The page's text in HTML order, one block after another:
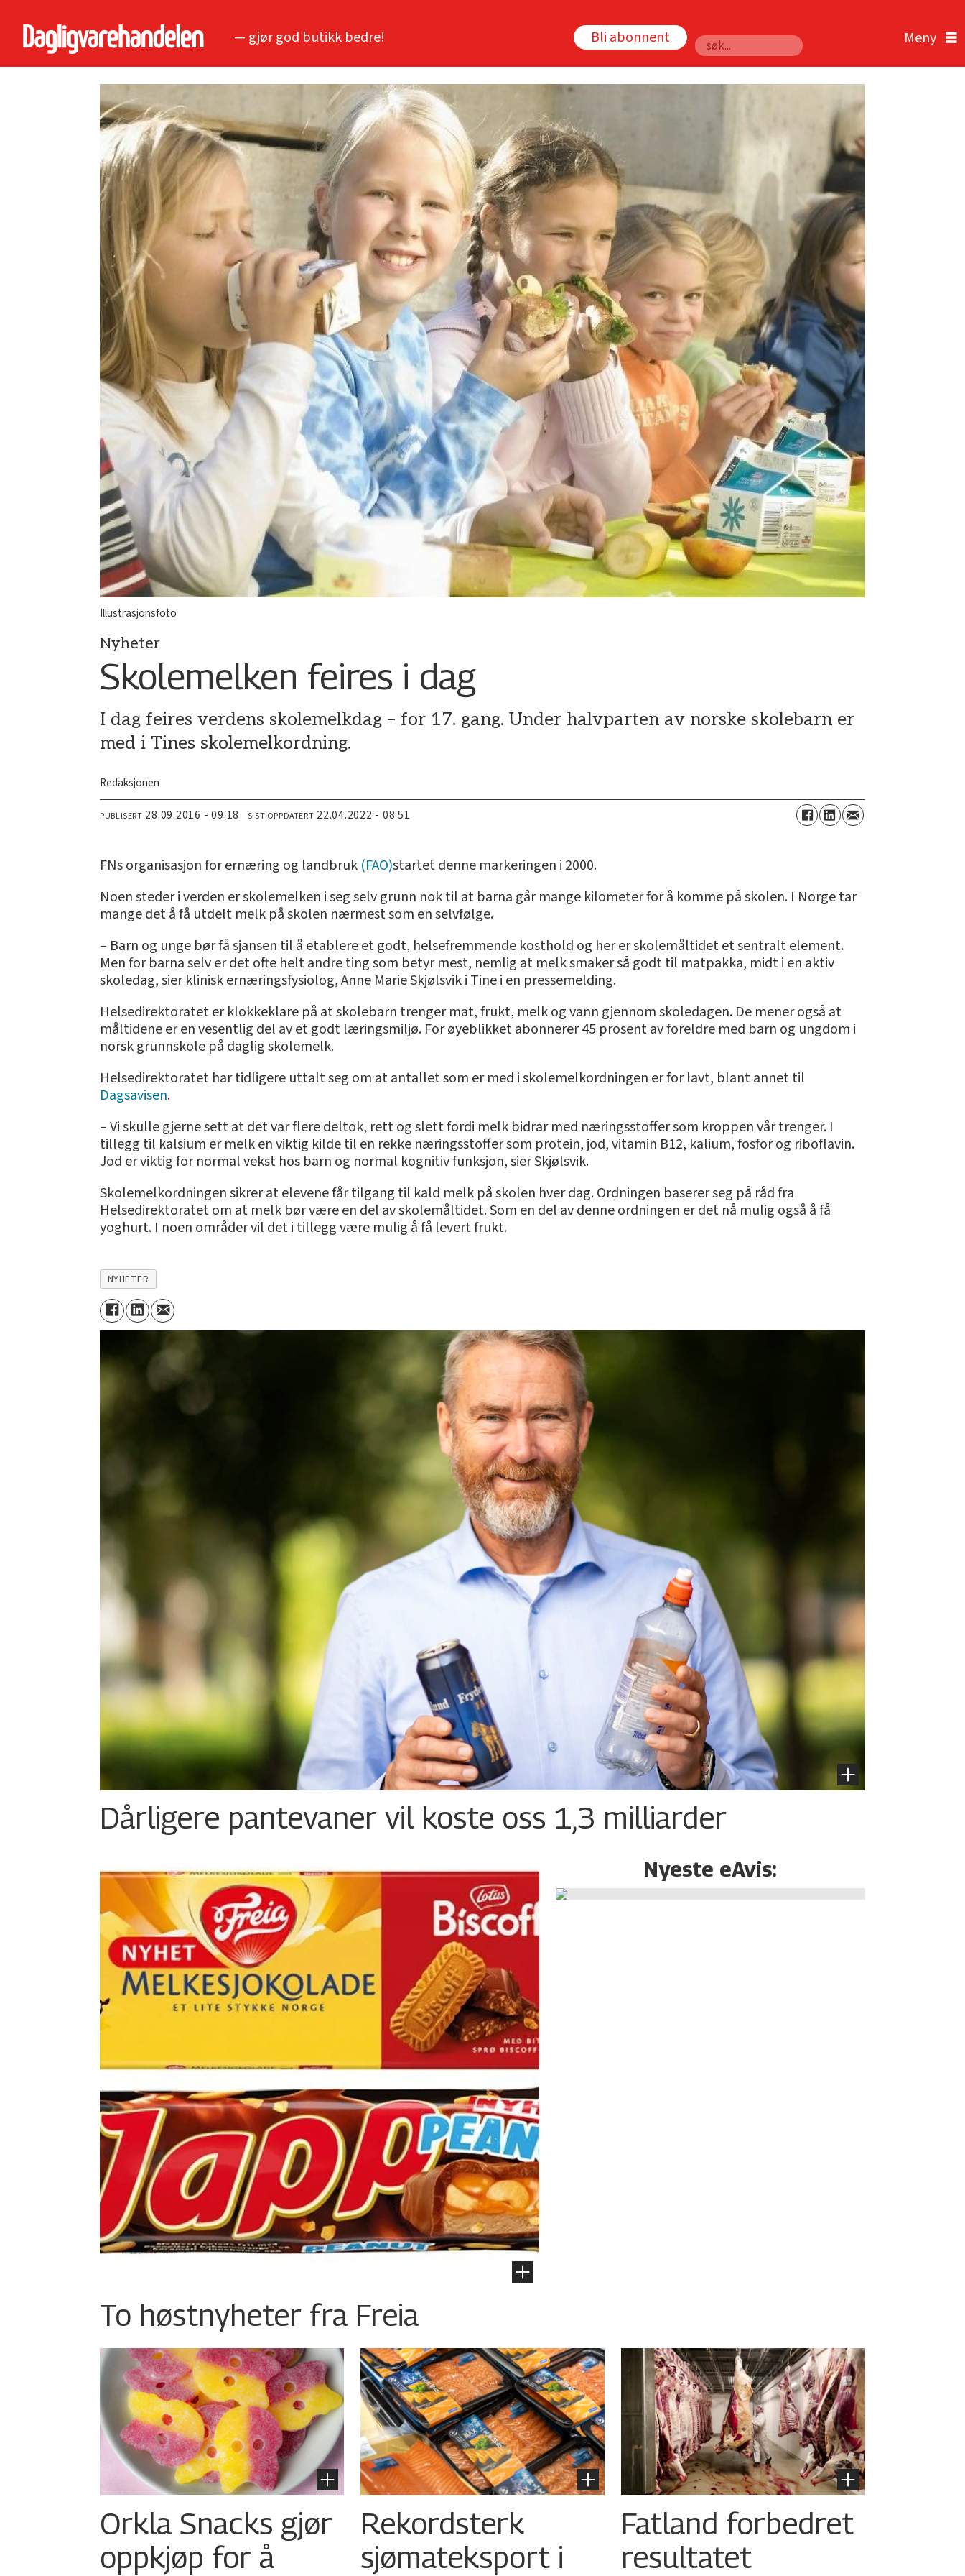
— gjør god butikk bedre! Bli abonnent
Søk
Illustrasjonsfoto
Nyheter
Skolemelken feires i dag
I dag feires verdens skolemelkdag – for 17. gang. Under halvparten av norske skolebarn er
med i Tines skolemelkordning.
Redaksjonen
PUBLISERT 28.09.2016 - 09:18 SIST OPPDATERT 22.04.2022 - 08:51
FNs organisasjon for ernæring og landbruk (FAO)startet denne markeringen i 2000.
Noen steder i verden er skolemelken i seg selv grunn nok til at barna går mange kilometer for å komme på skolen. I Norge tar
mange det å få utdelt melk på skolen nærmest som en selvfølge.
– Barn og unge bør få sjansen til å etablere et godt, helsefremmende kosthold og her er skolemåltidet et sentralt element.
Men for barna selv er det ofte helt andre ting som betyr mest, nemlig at melk smaker så godt til matpakka, midt i en aktiv
skoledag, sier klinisk ernæringsfysiolog, Anne Marie Skjølsvik i Tine i en pressemelding.
Helsedirektoratet er klokkeklare på at skolebarn trenger mat, frukt, melk og vann gjennom skoledagen. De mener også at
måltidene er en vesentlig del av et godt læringsmiljø. For øyeblikket abonnerer 45 prosent av foreldre med barn og ungdom i
norsk grunnskole på daglig skolemelk.
Helsedirektoratet har tidligere uttalt seg om at antallet som er med i skolemelkordningen er for lavt, blant annet til
Dagsavisen.
– Vi skulle gjerne sett at det var flere deltok, rett og slett fordi melk bidrar med næringsstoffer som kroppen vår trenger. I
tillegg til kalsium er melk en viktig kilde til en rekke næringsstoffer som protein, jod, vitamin B12, kalium, fosfor og riboflavin.
Jod er viktig for normal vekst hos barn og normal kognitiv funksjon, sier Skjølsvik.
Skolemelkordningen sikrer at elevene får tilgang til kald melk på skolen hver dag. Ordningen baserer seg på råd fra
Helsedirektoratet om at melk bør være en del av skolemåltidet. Som en del av denne ordningen er det nå mulig også å få
yoghurt. I noen områder vil det i tillegg være mulig å få levert frukt.
NYHETER
Dårligere pantevaner vil koste oss 1,3 milliarder
To høstnyheter fra Freia
Nyeste eAvis:
Orkla Snacks gjør
oppkjøp for å
Rekordsterk
sjømateksport i
Fatland forbedret
resultatet